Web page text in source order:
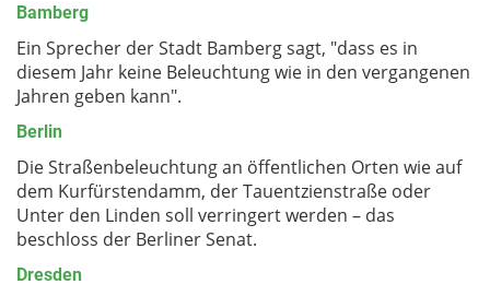
Bamberg
Ein Sprecher der Stadt Bamberg sagt, "dass es in
diesem Jahr keine Beleuchtung wie in den vergangenen
Jahren geben kann".
Berlin
Die Straßenbeleuchtung an öffentlichen Orten wie auf
dem Kurfürstendamm, der Tauentzienstraße oder
Unter den Linden soll verringert werden – das
beschloss der Berliner Senat.
Dresden